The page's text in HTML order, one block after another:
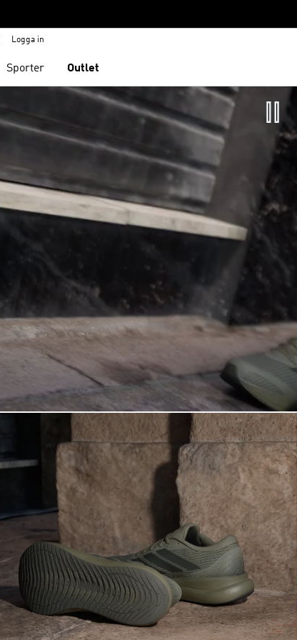
Logga in
Sporter Outlet